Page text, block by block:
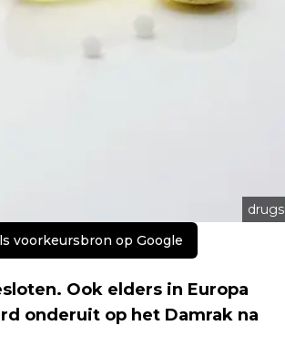
drugs
voorkeursbron op Google
Ook elders in Europa
onderuit op het Damrak na